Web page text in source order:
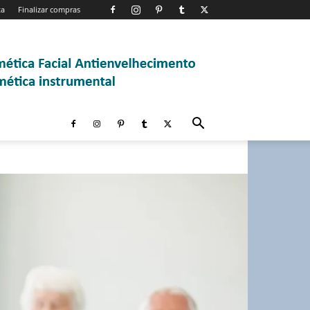
Finalizar compras